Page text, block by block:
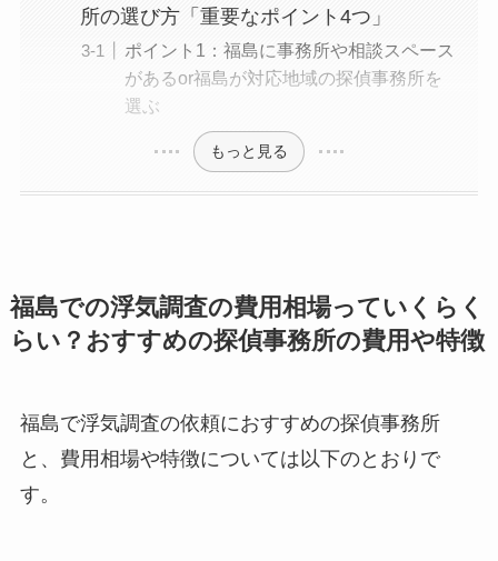
所の選び方「重要なポイント4つ」
ポイント1：福島に事務所や相談スペース
があるor福島が対応地域の探偵事務所を
選ぶ
もっと見る
福島での浮気調査の費用相場っていくらく
らい？おすすめの探偵事務所の費用や特徴
福島で浮気調査の依頼におすすめの探偵事務所
と、費用相場や特徴については以下のとおりで
す。